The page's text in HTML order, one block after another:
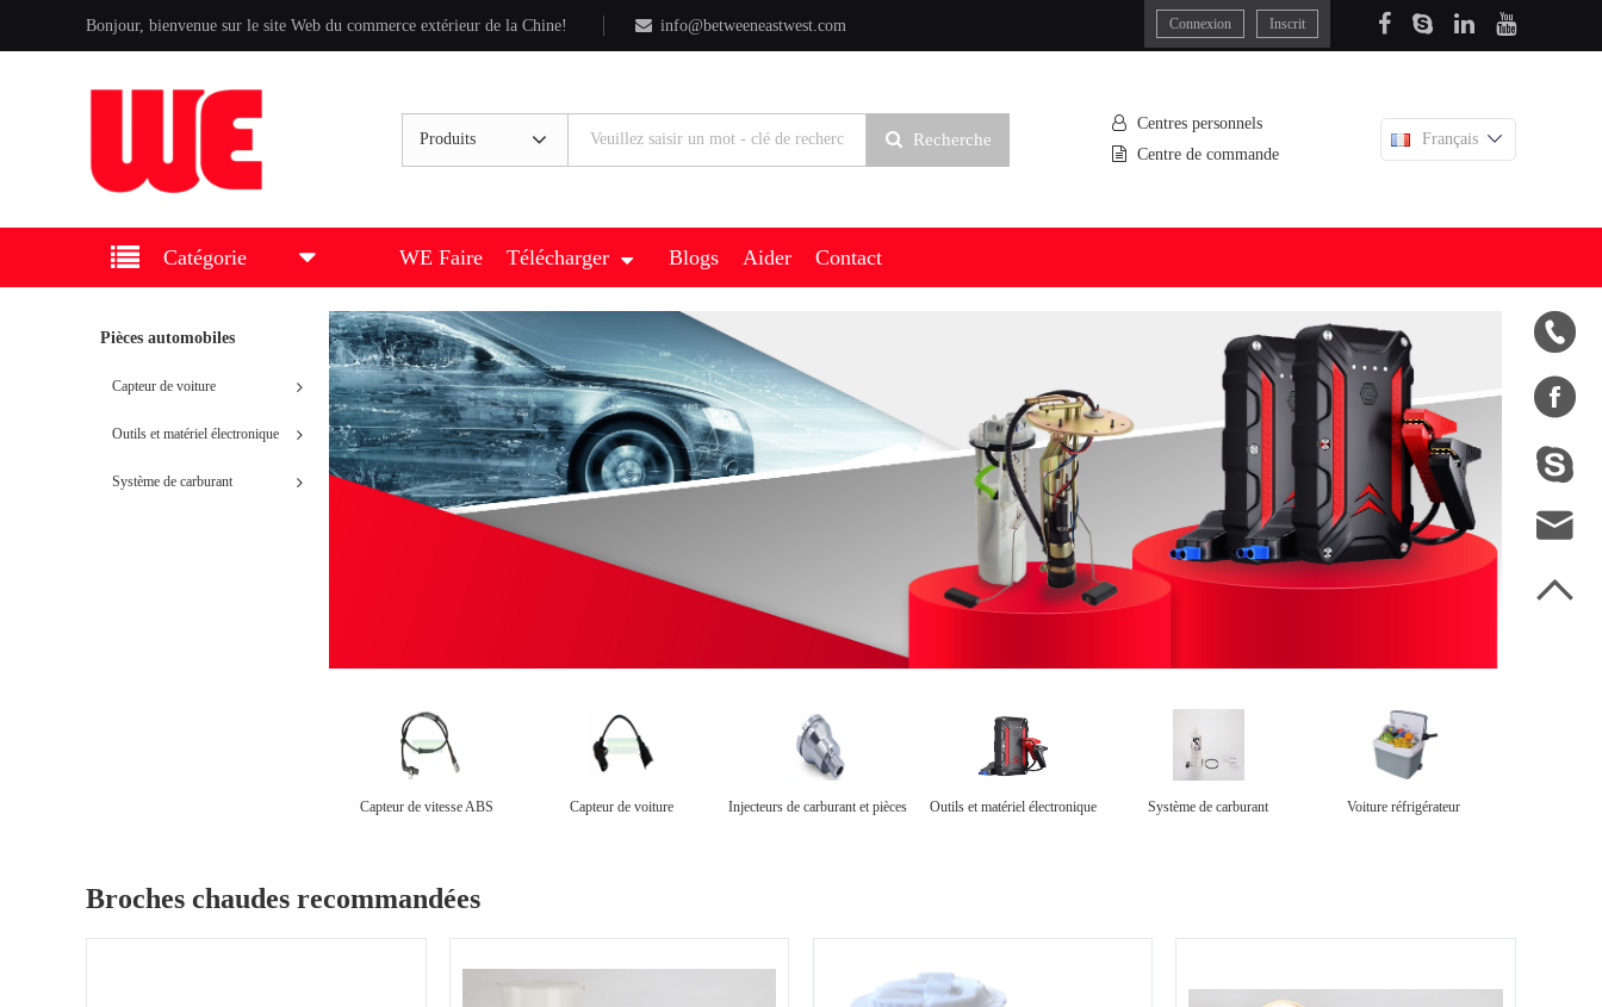
Bonjour, bienvenue sur le site Web du commerce extérieur de la Chine! info@betweeneastwest.com Connexion Inscrit





Produits Recherche
Centres personnels
Centre de commande
Français
Catégorie WE Faire Télécharger Blogs Aider Contact
Pièces automobiles
Capteur de voiture
Outils et matériel électronique
Système de carburant
Capteur de vitesse ABS Capteur de voiture Injecteurs de carburant et pièces Outils et matériel électronique Système de carburant Voiture réfrigérateur
Broches chaudes recommandées